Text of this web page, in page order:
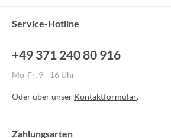
Service-Hotline
+49 371 240 80 916
Mo-Fr, 9 - 16 Uhr
Oder über unser Kontaktformular.
Zahlungsarten